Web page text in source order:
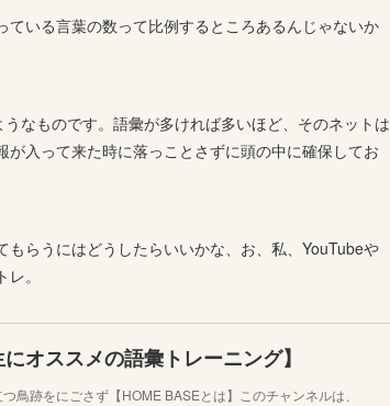
いる言葉の数って比例するところあるんじゃないか
なものです。語彙が多ければ多いほど、そのネットは
入って来た時に落っことさずに頭の中に確保してお
らうにはどうしたらいいかな、お、私、YouTubeや
。
オススメの語彙トレーニング】
鳥跡をにごさず【HOME BASEとは】このチャンネルは、